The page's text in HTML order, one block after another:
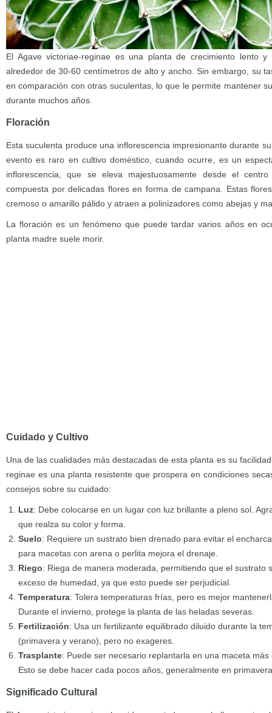
El Agave victoriae-reginae es una planta de crecimiento lento
alrededor de 30-60 centímetros de alto y ancho. Sin embargo, su
en comparación con otras suculentas, lo que le permite mantener
durante muchos años.
Floración
Esta suculenta produce una inflorescencia impresionante durante
evento es raro en cultivo doméstico, cuando ocurre, es un
inflorescencia, que se eleva majestuosamente desde el
compuesta por delicadas flores en forma de campana. Estas
cremoso o amarillo pálido y atraen a polinizadores como abejas y
La floración es un fenómeno que puede tardar varios años en
planta madre suele morir.
Cuidado y Cultivo
Una de las cualidades más destacadas de esta planta es su
reginae es una planta resistente que prospera en condiciones
consejos sobre su cuidado:
Luz: Debe colocarse en un lugar con luz brillante a pleno sol.
que realza su color y forma.
Suelo: Requiere un sustrato bien drenado para evitar el
para macetas con arena o perlita mejora el drenaje.
Riego: Riega de manera moderada, permitiendo que el sustrato
exceso de humedad, ya que esto puede ser perjudicial.
Temperatura: Tolera temperaturas frías, pero es mejor
Durante el invierno, protege la planta de las heladas severas.
Fertilización: Usa un fertilizante equilibrado diluido durante la
(primavera y verano), pero no exageres.
Trasplante: Puede ser necesario replantarla en una maceta
Esto se debe hacer cada pocos años, generalmente en
Significado Cultural